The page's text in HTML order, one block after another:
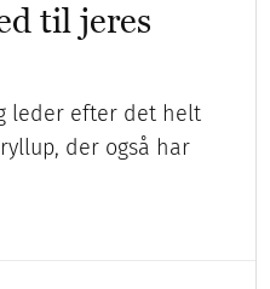
til jeres
leder efter det helt
der også har